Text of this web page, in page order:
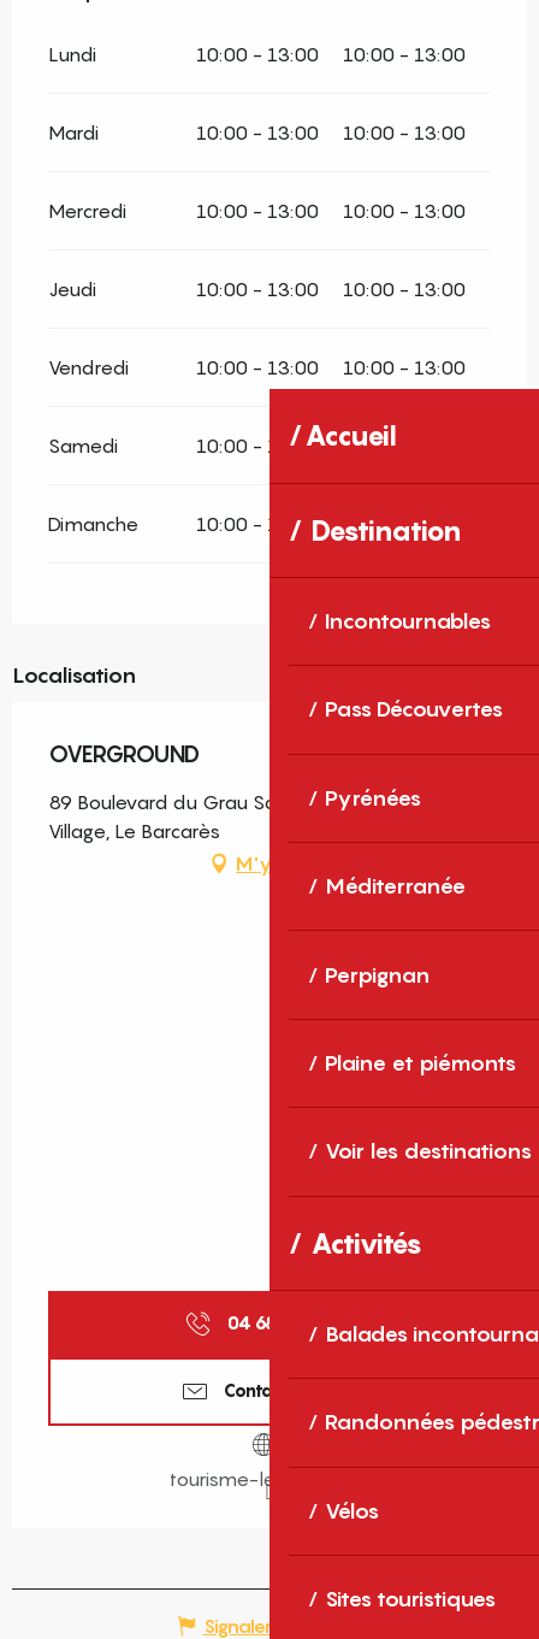
Accueil
Destination
Incontournables
Pass Découvertes
Pyrénées
Méditerranée
Perpignan
Plaine et piémonts
Voir les destinations
Activités
Balades
Randonnées
Vélos
Sites touristiques
Lundi 10:00 - 13:00 10:00 - 13:00
Mardi 10:00 - 13:00 10:00 - 13:00
Mercredi 10:00 - 13:00 10:00 - 13:00
Jeudi 10:00 - 13:00 10:00 - 13:00
Vendredi 10:00 - 13:00 10:00 - 13:00
Samedi 10:00 - 13:00 10:00 - 13:00
Dimanche 10:00 - 13:00 10:00 - 13:00
Localisation
OVERGROUND
89 Boulevard du Grau Saint-Ange, Quartier le
Village, Le Barcarès
M'y rendre
04 68 86 16▒▒
Contactez-nous
tourisme-lebarcares.fr
Signaler une erreur